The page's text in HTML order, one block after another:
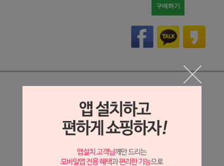
구매하기
상세 정보를 확대해 보실 수 있습니다.
※ 필독해주세요 ※